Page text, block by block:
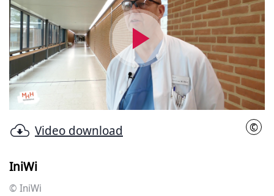
Video
abspielen
©
Video download
IniWi
© IniWi